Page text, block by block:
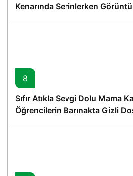
Kenarında Serinlerken
8
Sıfır Atıkla Sevgi Dolu Mama
Öğrencilerin Barınakta Gizli
Proje